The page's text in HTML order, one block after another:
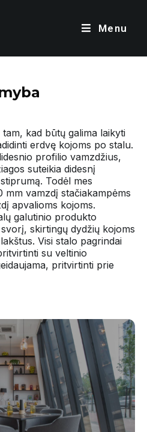
Menu
kad būtų galima laikyti
erdvę kojoms po stalu.
profilio vamzdžius,
suteikia didesnį
Todėl mes
vamzdį stačiakampėms
apvalioms kojoms.
galutinio produkto
skirtingų dydžių kojoms
Visi stalo pagrindai
su veltinio
pritvirtinti prie